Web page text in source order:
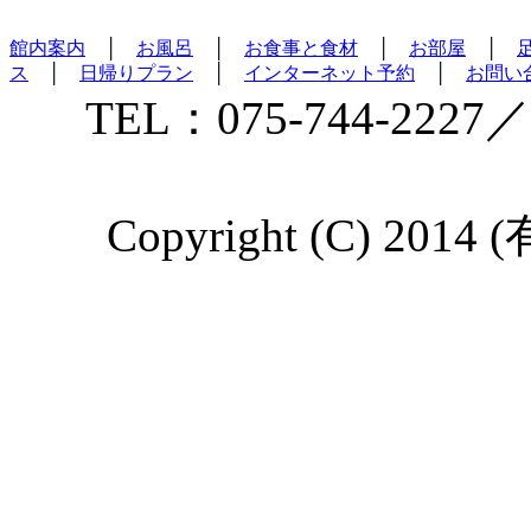
館内案内 お風呂 お食事と食材 お部屋
ス
日帰りプラン インターネット予約 お問い
TEL：075-744-2227
Copyright (C) 2014 (